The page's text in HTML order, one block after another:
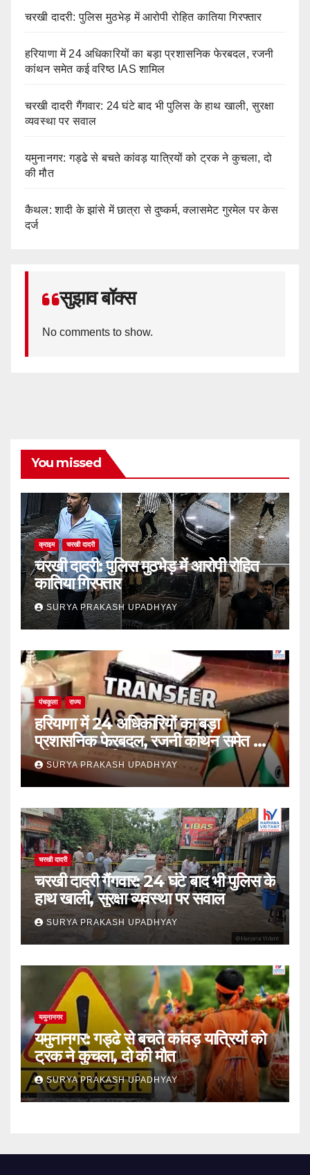
चरखी दादरी: पुलिस मुठभेड़ में आरोपी रोहित कातिया गिरफ्तार
हरियाणा में 24 अधिकारियों का बड़ा प्रशासनिक फेरबदल, रजनी
कांथन समेत कई वरिष्ठ IAS शामिल
चरखी दादरी गैंगवार: 24 घंटे बाद भी पुलिस के हाथ खाली, सुरक्षा
व्यवस्था पर सवाल
यमुनानगर: गड्ढे से बचते कांवड़ यात्रियों को ट्रक ने कुचला, दो
की मौत
कैथल: शादी के झांसे में छात्रा से दुष्कर्म, क्लासमेट गुरमेल पर केस
दर्ज
सुझाव बॉक्स
No comments to show.
You missed
क्राइम चरखी दादरी
चरखी दादरी: पुलिस मुठभेड़ में आरोपी रोहित
कातिया गिरफ्तार
SURYA PRAKASH UPADHYAY
पंचकूला राज्य
हरियाणा में 24 अधिकारियों का बड़ा
प्रशासनिक फेरबदल, रजनी कांथन समेत कई
वरिष्ठ IAS शामिल
SURYA PRAKASH UPADHYAY
चरखी दादरी
चरखी दादरी गैंगवार: 24 घंटे बाद भी पुलिस के
हाथ खाली, सुरक्षा व्यवस्था पर सवाल
SURYA PRAKASH UPADHYAY
यमुनानगर
यमुनानगर: गड्ढे से बचते कांवड़ यात्रियों को
ट्रक ने कुचला, दो की मौत
SURYA PRAKASH UPADHYAY